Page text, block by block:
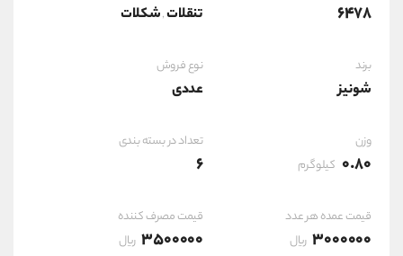
6478 تنقلات,شکلات
برند
شونیز
نوع فروش
عددی
وزن
0.80 کیلوگرم
تعداد در بسته بندی
6
قیمت عمده هر عدد
3000000 ریال
قیمت مصرف کننده
3500000 ریال